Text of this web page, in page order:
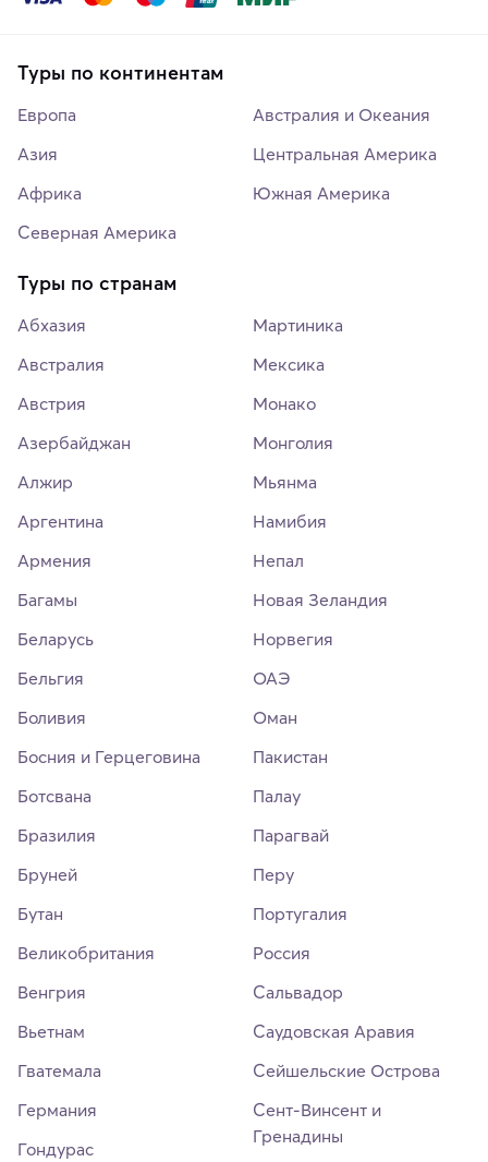
Туры по континентам
Европа
Азия
Африка
Северная Америка
Австралия и Океания
Центральная Америка
Южная Америка
Туры по странам
Абхазия
Австралия
Австрия
Азербайджан
Алжир
Аргентина
Армения
Багамы
Беларусь
Бельгия
Боливия
Босния и Герцеговина
Ботсвана
Бразилия
Бруней
Бутан
Великобритания
Венгрия
Вьетнам
Гватемала
Германия
Гондурас
Мартиника
Мексика
Монако
Монголия
Мьянма
Намибия
Непал
Новая Зеландия
Норвегия
ОАЭ
Оман
Пакистан
Палау
Парагвай
Перу
Португалия
Россия
Сальвадор
Саудовская Аравия
Сейшельские Острова
Сент-Винсент и
Гренадины